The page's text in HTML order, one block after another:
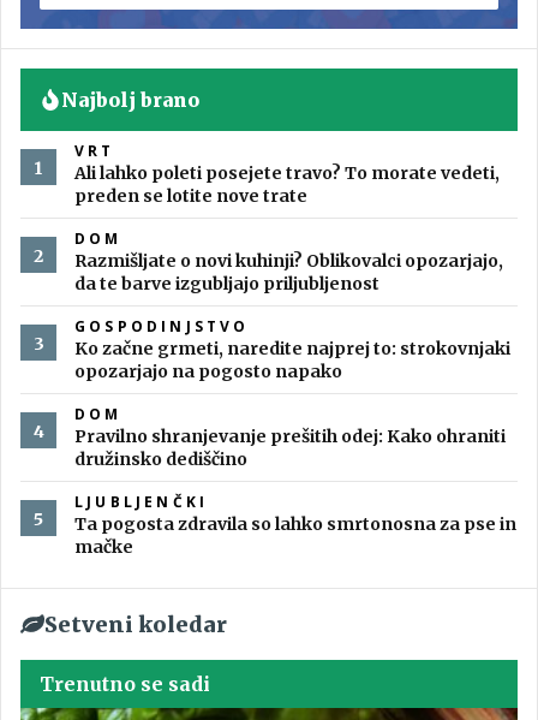
Najbolj brano
VRT
Ali lahko poleti posejete travo? To morate vedeti,
preden se lotite nove trate
DOM
Razmišljate o novi kuhinji? Oblikovalci opozarjajo,
da te barve izgubljajo priljubljenost
GOSPODINJSTVO
Ko začne grmeti, naredite najprej to: strokovnjaki
opozarjajo na pogosto napako
DOM
Pravilno shranjevanje prešitih odej: Kako ohraniti
družinsko dediščino
LJUBLJENČKI
Ta pogosta zdravila so lahko smrtonosna za pse in
mačke
Setveni koledar
Trenutno se sadi